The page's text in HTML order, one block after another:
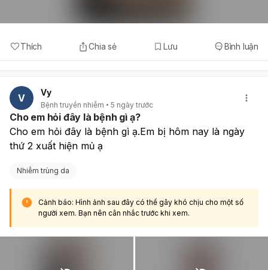
Thích Chia sẻ Lưu Bình luận
V Vy
Bệnh truyền nhiễm 5 ngày trước
Cho em hỏi đây là bệnh gì ạ?
Cho em hỏi đây là bệnh gì ạ.Em bị hôm nay là ngày
thứ 2 xuất hiện mủ ạ
Nhiễm trùng da
Cảnh báo: Hình ảnh sau đây có thể gây khó chịu cho một số
người xem. Bạn nên cân nhắc trước khi xem.